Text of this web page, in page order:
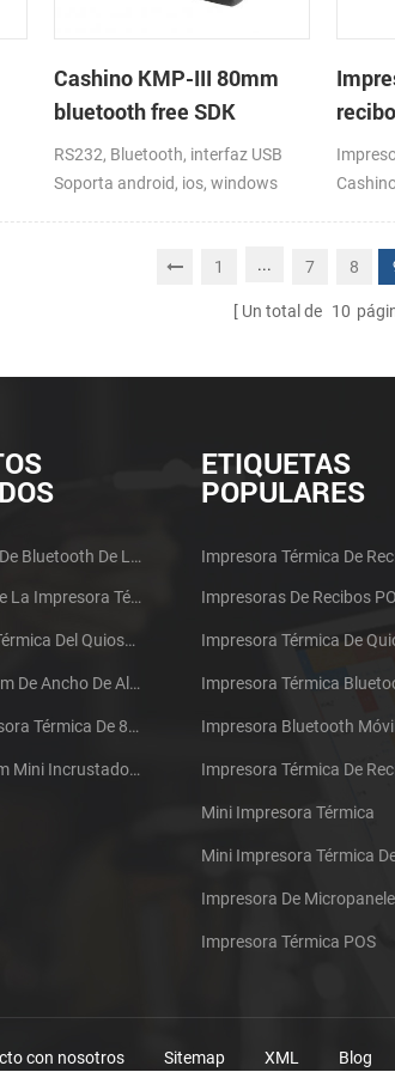
Cashino KMP-III 80mm
bluetooth free SDK
handheld mini impresora
de recibos portátil
RS232, Bluetooth, interfaz USB
Soporta android, ios, windows
1
... 7 8
Un total de 10
58 Móvil Portátil De Bluetooth De La Impresora Térmica De PTP-II
58 Micro Panel De La Impresora Térmica De Recibos CSN-A1
KP-300 H 3inch Térmica Del Quiosco De La Impresora Módulo De
KP-300V De 80mm De Ancho De Alta Velocidad De La Impresora Térmica Del Quiosco
EP-380CK Impresora Térmica De 80 Mm Con Bloqueo De La Tapa
TTL DC12V 58mm Mini Incrustado Taxi De La Impresora Térmica De Recibos
ETIQUETAS
POPULARES
Impresora Térmica De
Impresoras De Recibos
Impresora Térmica De
Impresora Térmica
Impresora Bluetooth Móvil
Mini Impresora Térmica
Mini Impresora Térmica
Impresora De
Impresora Térmica POS
con nosotros Sitemap XML Blog